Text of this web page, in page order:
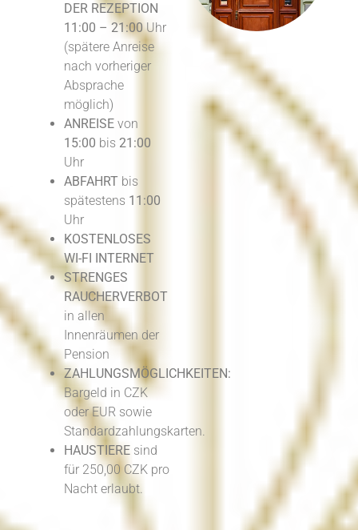
DER REZEPTION
11:00 – 21:00Uhr
(spätere Anreise
nach vorheriger
Absprache
möglich)
ANREISE von
15:00 bis 21:00
Uhr
ABFAHRT bis
spätestens 11:00
Uhr
KOSTENLOSES
WI-FI
INTERNET
STRENGES
RAUCHERVERBOT
in allen
Innenräumen der
Pension
ZAHLUNGSMÖGLICHKEITEN:
Bargeld in CZK
oder EUR sowie
Standardzahlungskarten.
HAUSTIERE sind
für 250,00 CZK pro
Nacht erlaubt.